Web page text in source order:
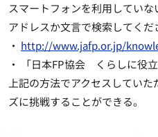
スマートフォンを利用してい
アドレスか文言で検索してくだ
・ http://www.jafp.or.jp/
・ 「日本FP協会 くらしに役立
上記の方法でアクセスしてい
ズに挑戦することができる。